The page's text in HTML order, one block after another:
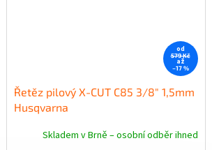
od
579 Kč
až
–17 %
Řetěz pilový X-CUT C85 3/8" 1,5mm
Husqvarna
Skladem v Brně – osobní odběr ihned